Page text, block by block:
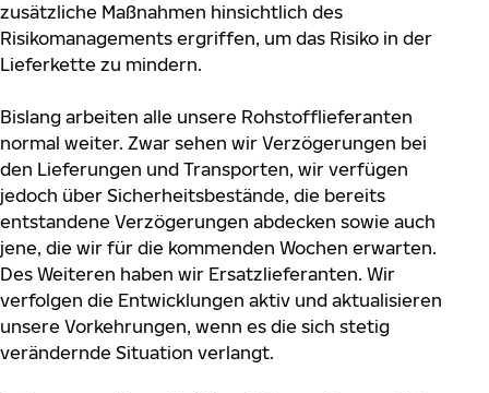
zusätzliche Maßnahmen hinsichtlich des
Risikomanagements ergriffen, um das Risiko in der
Lieferkette zu mindern.
Bislang arbeiten alle unsere Rohstofflieferanten
normal weiter. Zwar sehen wir Verzögerungen bei
den Lieferungen und Transporten, wir verfügen
jedoch über Sicherheitsbestände, die bereits
entstandene Verzögerungen abdecken sowie auch
jene, die wir für die kommenden Wochen erwarten.
Des Weiteren haben wir Ersatzlieferanten. Wir
verfolgen die Entwicklungen aktiv und aktualisieren
unsere Vorkehrungen, wenn es die sich stetig
verändernde Situation verlangt.